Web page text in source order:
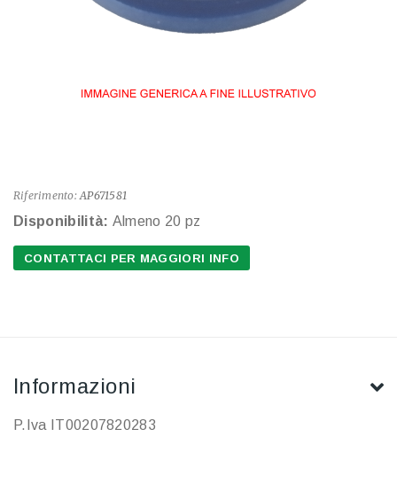
Riferimento: AP671581
Disponibilità: Almeno 20 pz
CONTATTACI PER MAGGIORI INFO
Informazioni
P.Iva IT00207820283